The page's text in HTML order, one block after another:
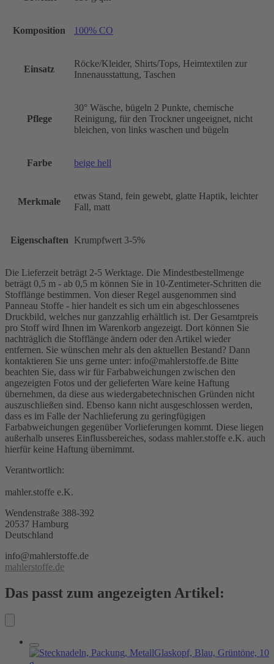
Komposition 100% CO
Einsatz
Röcke/Kleider, Shirts/Tops, Heimtextilen zur
Innenausstattung, Taschen
Pflege
30° Wäsche, bügeln 2 Punkte, chemische
Reinigung, für den Trockner ungeeignet, nicht
bleichen, von links waschen und bügeln
Farbe beige hell
Merkmale
etwas Stand, fein gewebt, glatte Haptik, leichter
Fall, matt
Eigenschaften Krumpfwert 3-5%
Die Lieferzeit beträgt 2-5 Werktage. Die Mindestbestellmenge
beträgt 0,5 m - ab 0,5 m können Sie in 10-Zentimeter-Schritten die
Stofflänge bestimmen. Von dieser Regel ausgenommen sind
Panneau Stoffe - hier handelt es sich um ein abgeschlossenes
Druckbild, welches nur ganzzahlig erhältlich ist. Der Gesamtpreis
pro Stoff wird Ihnen im Warenkorb angezeigt. Dort können Sie
nachträglich die Stofflänge ändern oder den Artikel wieder
entfernen. Sie wünschen mehr als den aktuellen Bestand? Dann
kontaktieren Sie uns gerne unter: info@mahlerstoffe.de Bitte
beachten Sie, dass wir für Farbabweichungen zwischen den
angezeigten Fotos und der gelieferten Ware keine Haftung
übernehmen, da diese aus wiedergabetechnischen Gründen nicht
auszuschließen sind. Ebenso kann nicht ausgeschlossen werden,
dass es im Falle der Nachlieferung zu geringfügigen
Farbabweichungen gegenüber Vorlieferungen kommt. Diese liegen
außerhalb unseres Einflussbereiches, sodass mahler.stoffe e.K. auch
hierfür keine Haftung übernimmt.
Verantwortlich:
mahler.stoffe e.K.
Wendenstraße 388-392
20537 Hamburg
Deutschland
info@mahlerstoffe.de
mahlerstoffe.de
Das passt zum angezeigten Artikel: